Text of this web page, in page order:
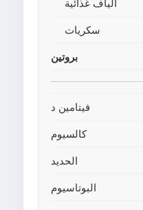
ألياف غذائية
سكريات
بروتين
فيتامين د
كالسيوم
الحديد
البوتاسيوم